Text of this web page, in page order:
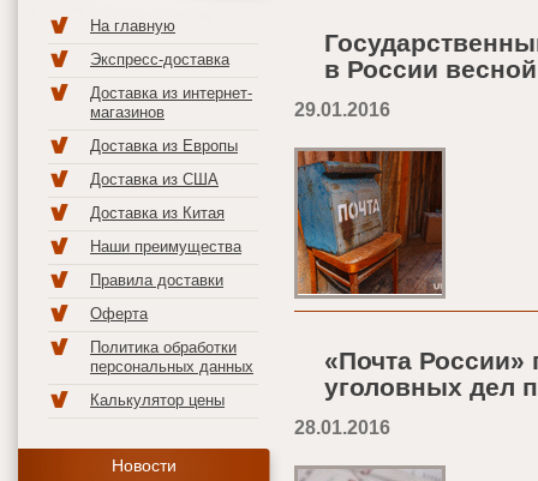
На главную
Экспресс-доставка
Доставка из интернет-
магазинов
Доставка из Европы
Доставка из США
Доставка из Китая
Наши преимущества
Правила доставки
Оферта
Политика обработки
персональных данных
Калькулятор цены
Новости
в России весной
29.01.2016
«Почта России»
уголовных дел
28.01.2016